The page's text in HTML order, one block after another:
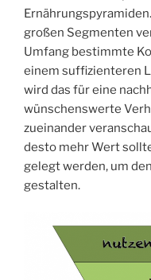
großen Segmenten
Umfang bestimmte
einem suffizienteren
wird das für eine
wünschenswerte
zueinander
desto mehr Wert
gelegt werden, um
gestalten.